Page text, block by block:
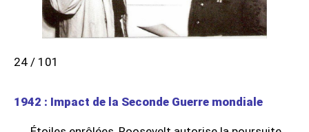
24 / 101
1942 : Impact de la Seconde Guerre mondiale